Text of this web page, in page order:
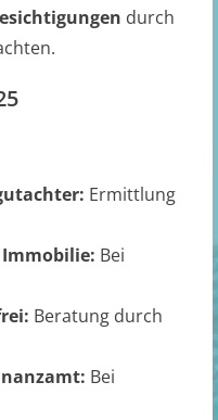
durch
Ermittlung
Bei
Beratung durch
Bei